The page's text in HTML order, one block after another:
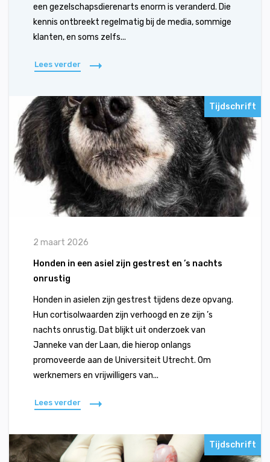
een gezelschapsdierenarts enorm is veranderd. Die
kennis ontbreekt regelmatig bij de media, sommige
klanten, en soms zelfs...
Lees verder
Tijdschrift
2 maart 2026
Honden in een asiel zijn gestrest en ’s nachts
onrustig
Honden in asielen zijn gestrest tijdens deze opvang.
Hun cortisolwaarden zijn verhoogd en ze zijn ’s
nachts onrustig. Dat blijkt uit onderzoek van
Janneke van der Laan, die hierop onlangs
promoveerde aan de Universiteit Utrecht. Om
werknemers en vrijwilligers van...
Lees verder
Tijdschrift